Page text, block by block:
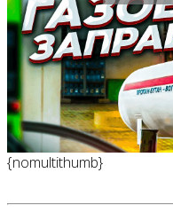
{nomultithumb}